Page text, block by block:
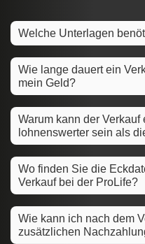
Welche Unterlagen
Wie lange dauert ein
mein Geld?
Warum kann der Verkauf
lohnenswerter sein als
Wo finden Sie die
Verkauf bei der ProLife?
Wie kann ich nach dem
zusätzlichen